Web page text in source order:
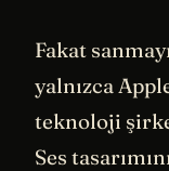
Fakat
yalnızca
teknoloji
Ses